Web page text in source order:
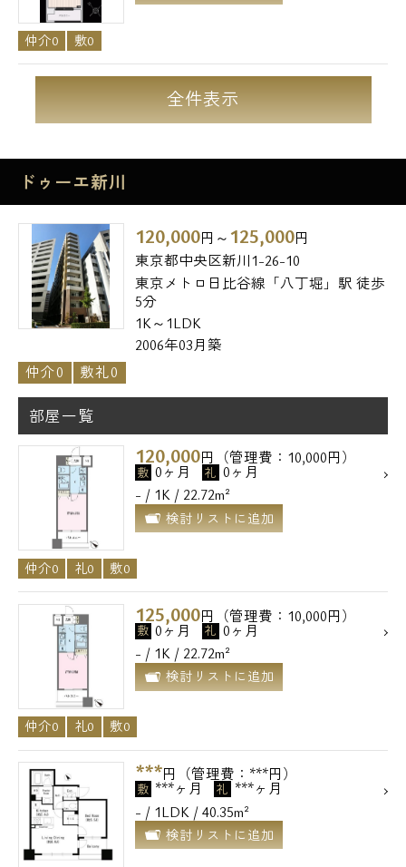
仲介0 敷0
全件表示
ドゥーエ新川
120,000円～ 125,000円
東京都中央区新川1-26-10
東京メトロ日比谷線「八丁堀」駅 徒歩
5分
1K～1LDK
2006年03月築
仲介0
敷礼0
部屋一覧
120,000円（管理費：10,000円）
敷 0ヶ月 礼 0ヶ月
- / 1K / 22.72m²
検討リストに追加
仲介0 礼0 敷0
125,000円（管理費：10,000円）
敷 0ヶ月 礼 0ヶ月
- / 1K / 22.72m²
検討リストに追加
仲介0 礼0 敷0
***円（管理費：***円）
敷 ***ヶ月 礼 ***ヶ月
- / 1LDK / 40.35m²
検討リストに追加